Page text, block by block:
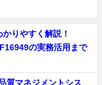
りやすく解説！
の実務活用まで
質マネジメントシス